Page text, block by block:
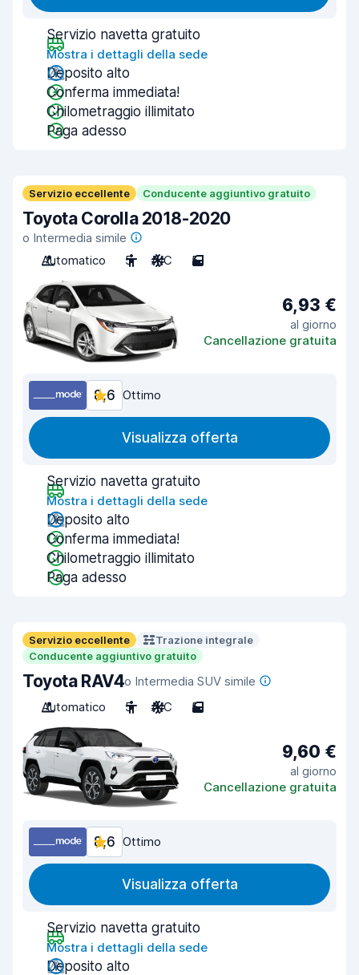
Servizio navetta gratuito
Mostra i dettagli della sede
Deposito alto
Conferma immediata!
Chilometraggio illimitato
Paga adesso
Servizio eccellente Conducente aggiuntivo gratuito
Toyota Corolla 2018-2020
o Intermedia simile
Automatico
5 A/C 5
6,93 €
al giorno
Cancellazione gratuita
8,6 Ottimo
Visualizza offerta
Servizio navetta gratuito
Mostra i dettagli della sede
Deposito alto
Conferma immediata!
Chilometraggio illimitato
Paga adesso
Servizio eccellente
Trazione integrale
Conducente aggiuntivo gratuito
Toyota RAV4o Intermedia SUV simile
Automatico
5 A/C 5
9,60 €
al giorno
Cancellazione gratuita
8,6 Ottimo
Visualizza offerta
Servizio navetta gratuito
Mostra i dettagli della sede
Deposito alto